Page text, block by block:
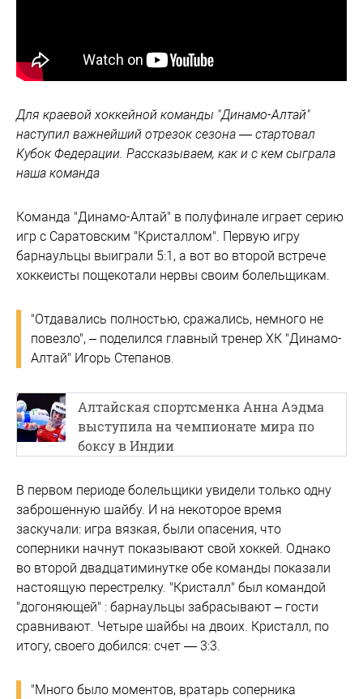
Для краевой хоккейной команды "Динамо-Алтай"
наступил важнейший отрезок сезона — стартовал
Кубок Федерации. Рассказываем, как и с кем сыграла
наша команда
Команда "Динамо-Алтай" в полуфинале играет серию
игр с Саратовским "Кристаллом". Первую игру
барнаульцы выиграли 5:1, а вот во второй встрече
хоккеисты пощекотали нервы своим болельщикам.
"Отдавались полностью, сражались, немного не
повезло", – поделился главный тренер ХК "Динамо-
Алтай" Игорь Степанов.
Алтайская спортсменка Анна Аэдма
выступила на чемпионате мира по
боксу в Индии
В первом периоде болельщики увидели только одну
заброшенную шайбу. И на некоторое время
заскучали: игра вязкая, были опасения, что
соперники начнут показывают свой хоккей. Однако
во второй двадцатиминутке обе команды показали
настоящую перестрелку. "Кристалл" был командой
"догоняющей" : барнаульцы забрасывают – гости
сравнивают. Четыре шайбы на двоих. Кристалл, по
итогу, своего добился: счет — 3:3.
"Много было моментов, вратарь соперника